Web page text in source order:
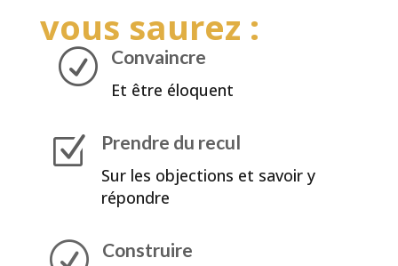
vous saurez :
R Convaincre
Et être éloquent
Z Prendre du recul
Sur les objections et savoir y
répondre
Construire